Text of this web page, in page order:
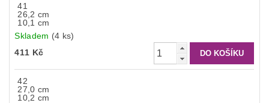
41
26,2 cm
10,1 cm
Skladem (4 ks)
411 Kč
42
27,0 cm
10,2 cm